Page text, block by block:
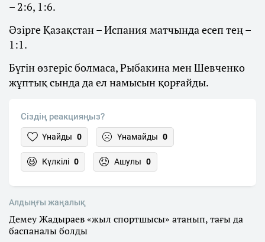
– 2:6, 1:6.
Әзірге Қазақстан – Испания матчында есеп тең –
1:1.
Бүгін өзгеріс болмаса, Рыбакина мен Шевченко
жұптық сында да ел намысын қорғайды.
Сіздің реакцияңыз?
Ұнайды 0 Ұнамайды 0
Күлкілі 0 Ашулы 0
Алдыңғы жаңалық
Демеу Жадыраев «жыл спортшысы» атанып, тағы да
баспаналы болды